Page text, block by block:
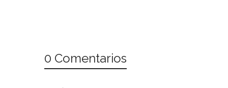
0 Comentarios